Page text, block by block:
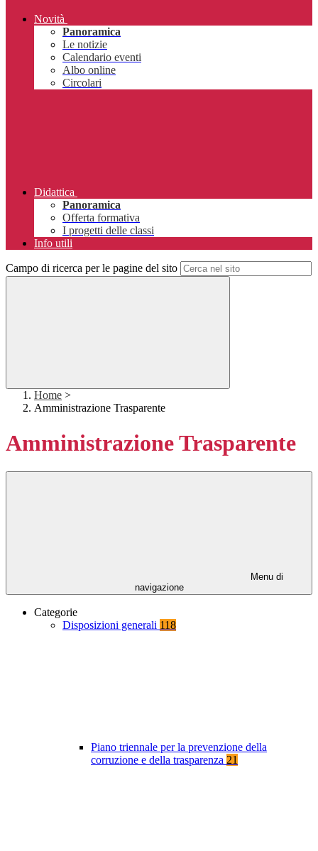
Novità
Panoramica
Le notizie
Calendario eventi
Albo online
Circolari
Didattica
Panoramica
Offerta formativa
I progetti delle classi
Info utili
Campo di ricerca per le pagine del sito
Home >
Amministrazione Trasparente
Amministrazione Trasparente
Menu di
navigazione
Categorie
Disposizioni generali 118
Piano triennale per la prevenzione della
corruzione e della trasparenza 21